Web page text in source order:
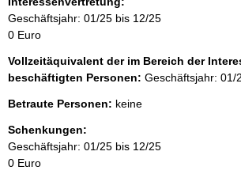
Geschäftsjahr: 01/25 bis 12/25
0 Euro
Vollzeitäquivalent der im Bereich der
beschäftigten Personen: Geschäftsjahr: 01/
Betraute Personen: keine
Schenkungen:
Geschäftsjahr: 01/25 bis 12/25
0 Euro